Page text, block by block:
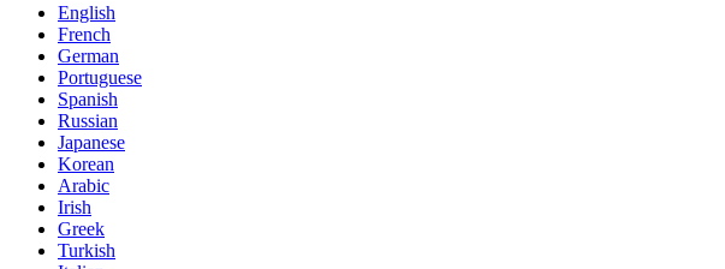
English
French
German
Portuguese
Spanish
Russian
Japanese
Korean
Arabic
Irish
Greek
Turkish